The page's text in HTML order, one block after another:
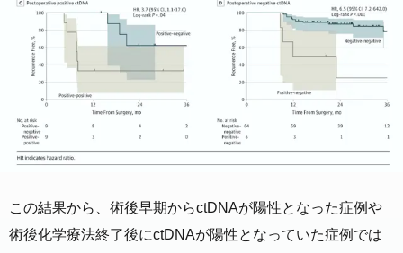
この結果から、術後早期からctDNAが陽性となった症例や
術後化学療法終了後にctDNAが陽性となっていた症例では